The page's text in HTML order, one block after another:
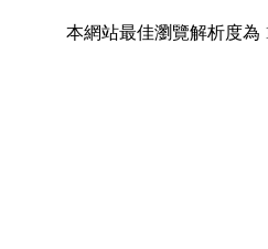
本網站最佳瀏覽解析度為